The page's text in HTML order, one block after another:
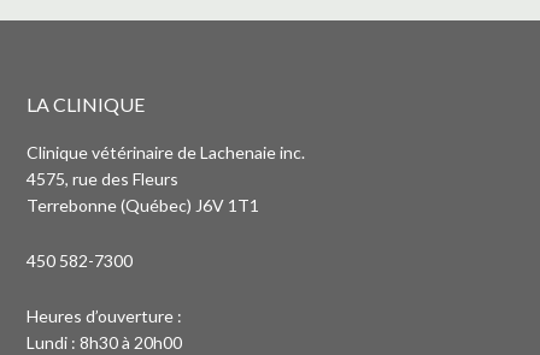
LA CLINIQUE
Clinique vétérinaire de Lachenaie inc.
4575, rue des Fleurs
Terrebonne (Québec) J6V 1T1
450 582-7300
Heures d’ouverture :
Lundi : 8h30 à 20h00